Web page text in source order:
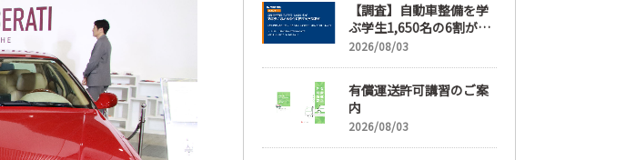
【調査】自動車整備を学
ぶ学生1,650名の6割が就
職先選びで「給与」を最
日以上」希望も66.3%
2026/08/03
有償運送許可講習のご案
内
2026/08/03